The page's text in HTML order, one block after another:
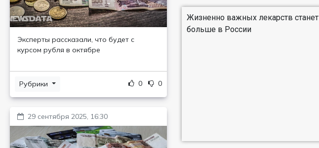
Эксперты рассказали, что будет с
курсом рубля в октябре
Рубрики 0 0
29 сентября 2025, 16:30
Жизненно важных лекарств станет
больше в России